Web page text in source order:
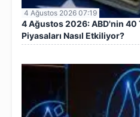
4 Ağustos 2026 07:19
4 Ağustos 2026: ABD'nin 40
Piyasaları Nasıl Etkiliyor?